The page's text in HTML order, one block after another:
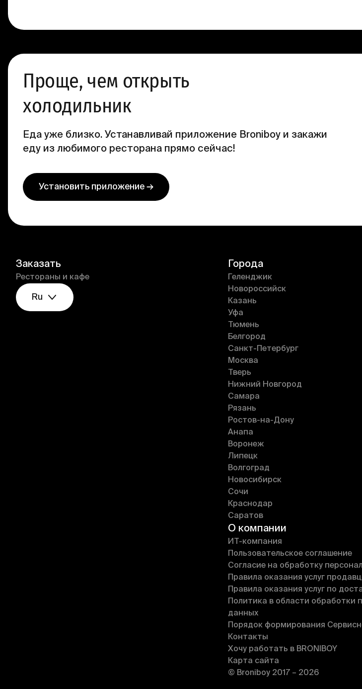
Проще, чем открыть
холодильник
Еда уже близко. Устанавливай приложение Broniboy и закажи
еду из любимого ресторана прямо сейчас!
Установить приложение →
Заказать
Рестораны и кафе
Ru
Города
Геленджик
Новороссийск
Казань
Уфа
Тюмень
Белгород
Санкт-Петербург
Москва
Тверь
Нижний Новгород
Самара
Рязань
Ростов-на-Дону
Анапа
Воронеж
Липецк
Волгоград
Новосибирск
Сочи
Краснодар
Саратов
О компании
ИT-компания
Пользовательское соглашение
Согласие на обработку
Правила оказания услуг
Правила оказания услуг по
Политика в области обработки
данных
Порядок формирования
Контакты
Хочу работать в BRONIBOY
Карта сайта
© Broniboy 2017 – 2026